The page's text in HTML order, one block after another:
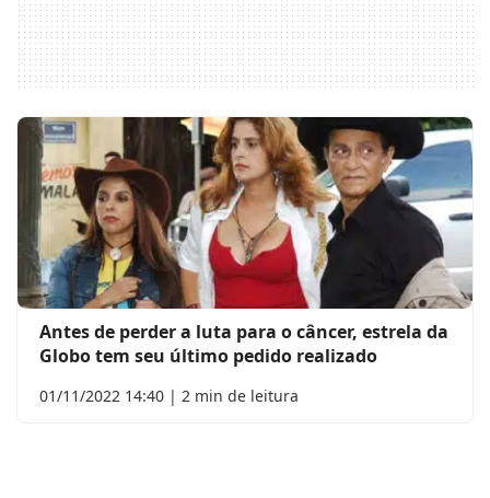
Antes de perder a luta para o câncer, estrela da
Globo tem seu último pedido realizado
01/11/2022 14:40 | 2 min de leitura